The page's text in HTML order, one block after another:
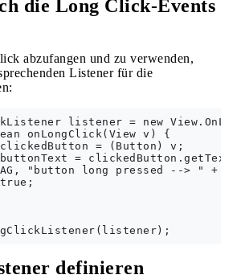
die Long Click-Events
abzufangen und zu verwenden,
Listener für die
listener = new
onLongClick(View v) {
= (Button) v;
=
"button long pressed --> " +
definieren